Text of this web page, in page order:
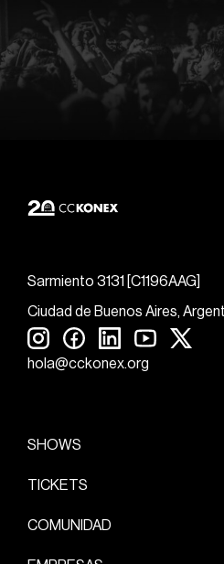
Sarmiento 3131 [C1196AAG]
Ciudad de Buenos Aires,
hola@cckonex.org
SHOWS
TICKETS
COMUNIDAD